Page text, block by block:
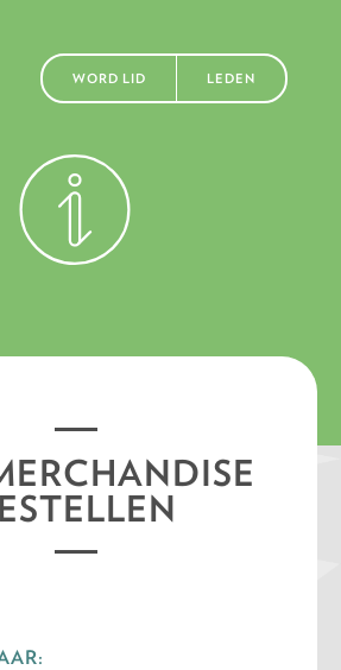
WORD LID LEDEN